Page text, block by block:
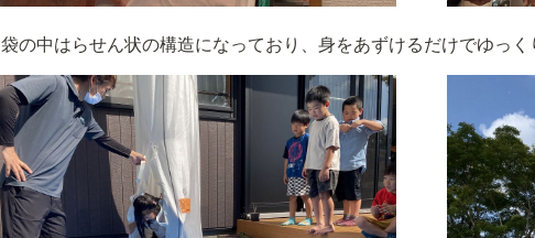
袋の中はらせん状の構造になっており、身をあずけるだけでゆっく